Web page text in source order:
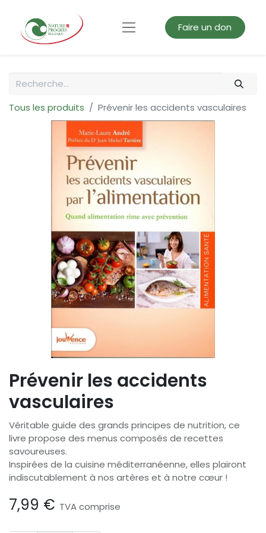
Faire un don
Tous les produits Prévenir les accidents vasculaires
Prévenir les accidents
vasculaires
Véritable guide des grands principes de nutrition, ce
livre propose des menus composés de recettes
savoureuses.
Inspirées de la cuisine méditerranéenne, elles plairont
indiscutablement à nos artères et à notre cœur !
7,99 € TVA comprise